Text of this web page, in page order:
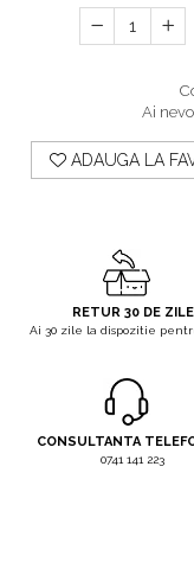
Irigat Si Stropit
Ai
ADAUGA LA
RETUR 30 DE ZILE
Ai 30 zile la dispozitie
CONSULTANTA
0741 141 223